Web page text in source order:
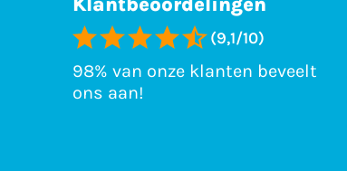
(9,1/10)
98% van onze klanten beveelt
ons aan!